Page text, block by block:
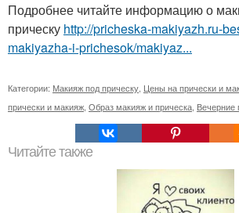
Подробнее читайте информацию о
прическу http://pricheska-makiyazh.ru-
makiyazha-i-prichesok/makiyaz...
Категории: Макияж под прическу, Цены на прически и
прически и макияж, Образ макияж и прическа, Вечерние
Читайте также